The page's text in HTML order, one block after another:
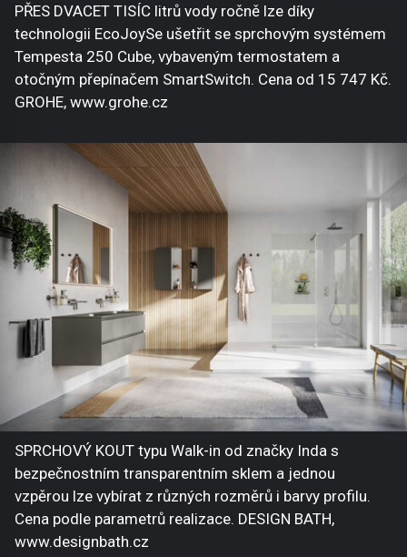
PŘES DVACET TISÍC litrů vody ročně lze díky
technologii EcoJoySe ušetřit se sprchovým systémem
Tempesta 250 Cube, vybaveným termostatem a
otočným přepínačem SmartSwitch. Cena od 15 747 Kč.
GROHE, www.grohe.cz
SPRCHOVÝ KOUT typu Walk-in od značky Inda s
bezpečnostním transparentním sklem a jednou
vzpěrou lze vybírat z různých rozměrů i barvy profilu.
Cena podle parametrů realizace. DESIGN BATH,
www.designbath.cz